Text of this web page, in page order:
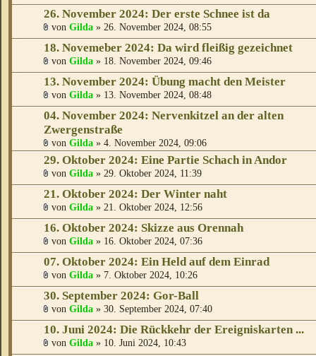
26. November 2024: Der erste Schnee ist da
von Gilda » 26. November 2024, 08:55
18. Novemeber 2024: Da wird fleißig gezeichnet
von Gilda » 18. November 2024, 09:46
13. November 2024: Übung macht den Meister
von Gilda » 13. November 2024, 08:48
04. November 2024: Nervenkitzel an der alten
Zwergenstraße
von Gilda » 4. November 2024, 09:06
29. Oktober 2024: Eine Partie Schach in Andor
von Gilda » 29. Oktober 2024, 11:39
21. Oktober 2024: Der Winter naht
von Gilda » 21. Oktober 2024, 12:56
16. Oktober 2024: Skizze aus Orennah
von Gilda » 16. Oktober 2024, 07:36
07. Oktober 2024: Ein Held auf dem Einrad
von Gilda » 7. Oktober 2024, 10:26
30. September 2024: Gor-Ball
von Gilda » 30. September 2024, 07:40
10. Juni 2024: Die Rückkehr der Ereigniskarten ...
von Gilda » 10. Juni 2024, 10:43